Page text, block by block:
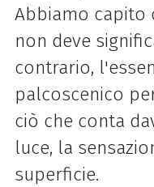
Abbiamo capito
non deve
contrario,
palcoscenico
ciò che conta
luce, la
superficie.